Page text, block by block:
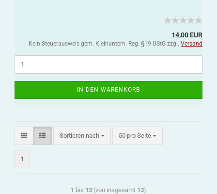
14,00 EUR
Kein Steuerausweis gem. Kleinuntern.-Reg. §19 UStG zzgl. Versand
IN DEN WARENKORB
Sortieren nach 50 pro Seite
1
1 bis 13 (von insgesamt 13)